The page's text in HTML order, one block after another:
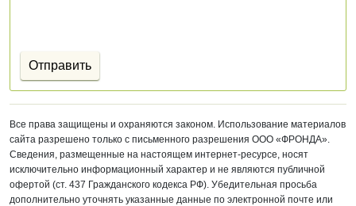
Все права защищены и охраняются законом. Использование материалов
сайта разрешено только с письменного разрешения ООО «ФРОНДА».
Сведения, размещенные на настоящем интернет-ресурсе, носят
исключительно информационный характер и не являются публичной
офертой (ст. 437 Гражданского кодекса РФ). Убедительная просьба
дополнительно уточнять указанные данные по электронной почте или